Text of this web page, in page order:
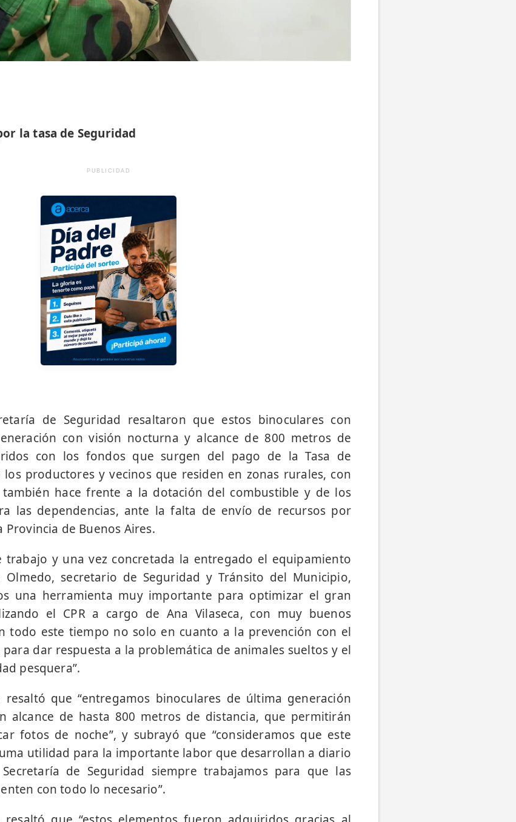
la tasa de Seguridad
PUBLICIDAD
de Seguridad resaltaron que estos binoculares con
con visión nocturna y alcance de 800 metros de
con los fondos que surgen del pago de la Tasa de
productores y vecinos que residen en zonas rurales, con
hace frente a la dotación del combustible y de los
las dependencias, ante la falta de envío de recursos por
de Buenos Aires.
y una vez concretada la entregado el equipamiento
Olmedo, secretario de Seguridad y Tránsito del Municipio,
una herramienta muy importante para optimizar el gran
el CPR a cargo de Ana Vilaseca, con muy buenos
todo este tiempo no solo en cuanto a la prevención con el
dar respuesta a la problemática de animales sueltos y el
pesquera”.
resaltó que “entregamos binoculares de última generación
alcance de hasta 800 metros de distancia, que permitirán
fotos de noche”, y subrayó que “consideramos que este
utilidad para la importante labor que desarrollan a diario
de Seguridad siempre trabajamos para que las
con todo lo necesario”.